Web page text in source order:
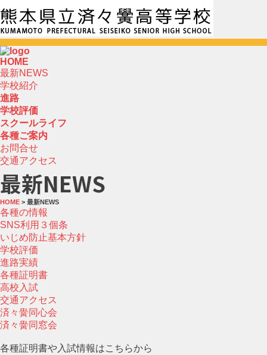
HOME
最新NEWS
学校紹介
進路
学校評価
スクールライフ
各種ご案内
お問合せ
交通アクセス
最新NEWS
HOME > 最新NEWS
各種の情報
SNS利用３個条
いじめ防止基本方針
学校評価
進路実績
各種証明書
高校入試
交通アクセス
済々黌同心会
済々黌同窓会
各種証明書や入試情報はこちらから